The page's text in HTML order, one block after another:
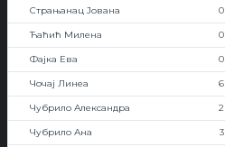
Страњанац Јована 0
Ћаћић Милена 0
Фајка Ева 0
Чочај Линеа 6
Чубрило Александра 2
Чубрило Ана 3